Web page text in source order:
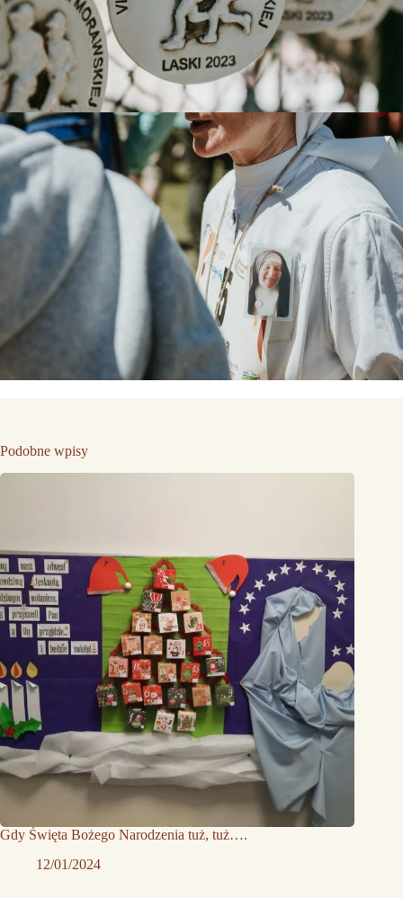
Podobne wpisy
Gdy Święta Bożego Narodzenia tuż, tuż….
12/01/2024